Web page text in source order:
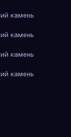
камень
камень
камень
камень